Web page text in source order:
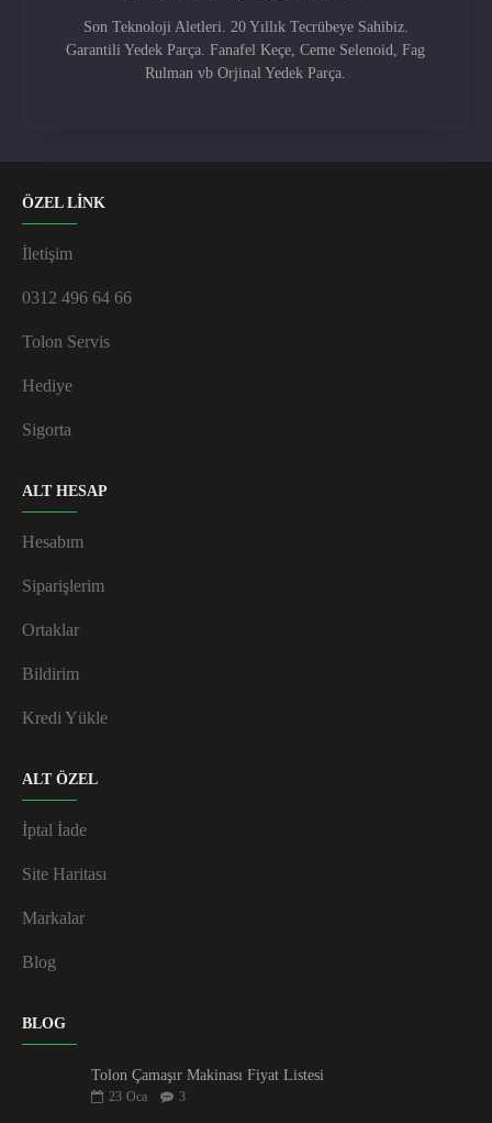
Son Teknoloji Aletleri. 20 Yıllık Tecrübeye Sahibiz.
Garantili Yedek Parça. Fanafel Keçe, Ceme Selenoid, Fag
Rulman vb Orjinal Yedek Parça.
ÖZEL LİNK
İletişim
0312 496 64 66
Tolon Servis
Hediye
Sigorta
ALT HESAP
Hesabım
Siparişlerim
Ortaklar
Bildirim
Kredi Yükle
ALT ÖZEL
İptal İade
Site Haritası
Markalar
Blog
BLOG
Tolon Çamaşır Makinası Fiyat Listesi
23 Oca 3